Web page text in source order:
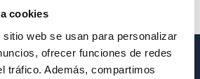
cookies
web se usan para personalizar
ofrecer funciones de redes
tráfico. Además, compartimos